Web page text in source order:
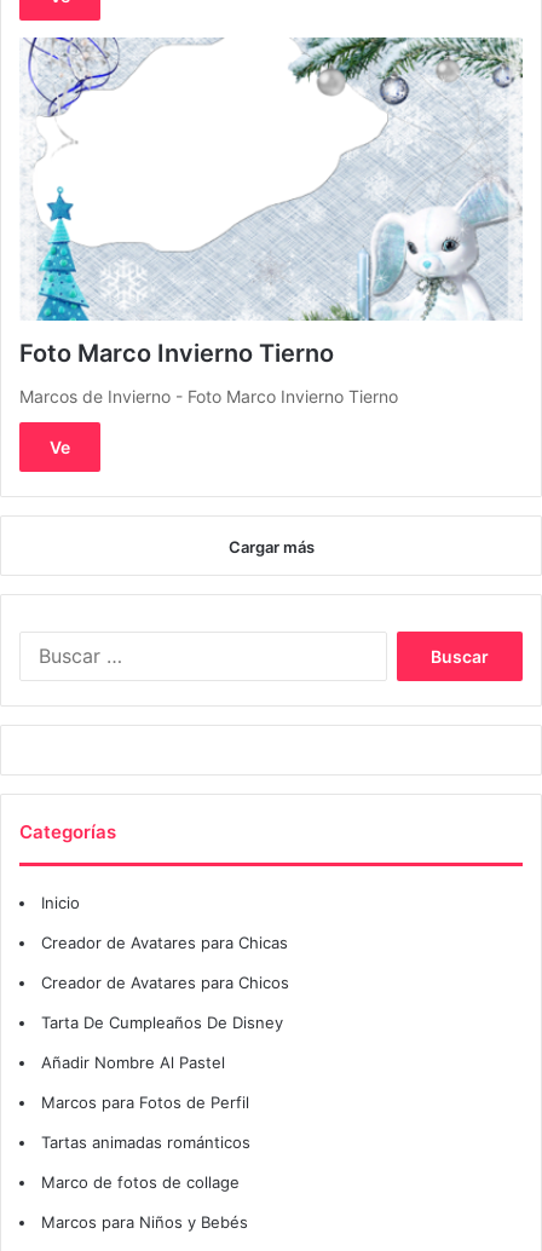
Foto Marco Invierno Tierno
Marcos de Invierno - Foto Marco Invierno Tierno
Ve
Cargar más
Categorías
Inicio
Creador de Avatares para Chicas
Creador de Avatares para Chicos
Tarta De Cumpleaños De Disney
Añadir Nombre Al Pastel
Marcos para Fotos de Perfil
Tartas animadas románticos
Marco de fotos de collage
Marcos para Niños y Bebés